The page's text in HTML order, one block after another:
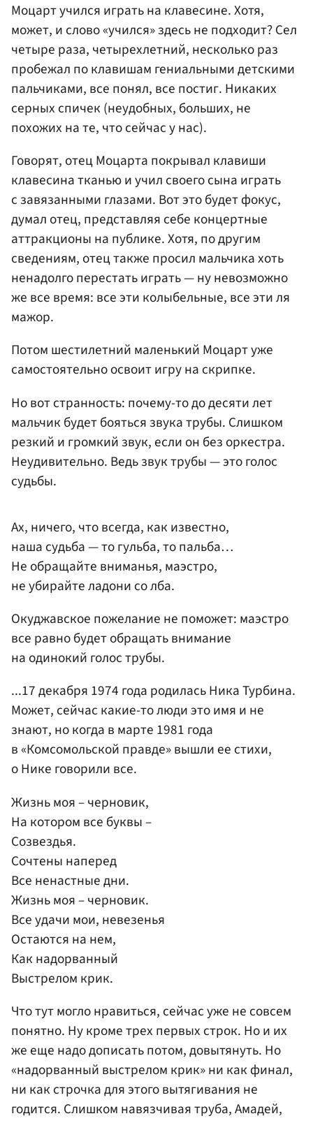
Моцарт учился играть на клавесине. Хотя,
может, и слово «учился» здесь не подходит? Сел
четыре раза, четырехлетний, несколько раз
пробежал по клавишам гениальными детскими
пальчиками, все понял, все постиг. Никаких
серных спичек (неудобных, больших, не
похожих на те, что сейчас у нас).
Говорят, отец Моцарта покрывал клавиши
клавесина тканью и учил своего сына играть
с завязанными глазами. Вот это будет фокус,
думал отец, представляя себе концертные
аттракционы на публике. Хотя, по другим
сведениям, отец также просил мальчика хоть
ненадолго перестать играть — ну невозможно
же все время: все эти колыбельные, все эти ля
мажор.
Потом шестилетний маленький Моцарт уже
самостоятельно освоит игру на скрипке.
Но вот странность: почему-то до десяти лет
мальчик будет бояться звука трубы. Слишком
резкий и громкий звук, если он без оркестра.
Неудивительно. Ведь звук трубы — это голос
судьбы.
Ах, ничего, что всегда, как известно,
наша судьба — то гульба, то пальба…
Не обращайте вниманья, маэстро,
не убирайте ладони со лба.
Окуджавское пожелание не поможет: маэстро
все равно будет обращать внимание
на одинокий голос трубы.
...17 декабря 1974 года родилась Ника Турбина.
Может, сейчас какие-то люди это имя и не
знают, но когда в марте 1981 года
в «Комсомольской правде» вышли ее стихи,
о Нике говорили все.
Жизнь моя – черновик,
На котором все буквы –
Созвездья.
Сочтены наперед
Все ненастные дни.
Жизнь моя – черновик.
Все удачи мои, невезенья
Остаются на нем,
Как надорванный
Выстрелом крик.
Что тут могло нравиться, сейчас уже не совсем
понятно. Ну кроме трех первых строк. Но и их
же еще надо дописать потом, довытянуть. Но
«надорванный выстрелом крик» ни как финал,
ни как строчка для этого вытягивания не
годится. Слишком навязчивая труба, Амадей,